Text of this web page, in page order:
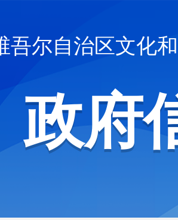
吾尔自治区文化
政府